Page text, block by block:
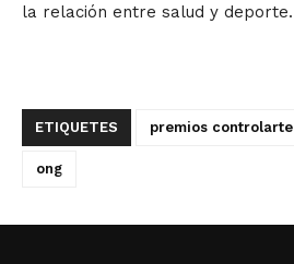
la relación entre salud y deporte.
ETIQUETES premios controlarte
ong